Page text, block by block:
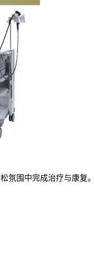
氛围中完成治疗与康复。